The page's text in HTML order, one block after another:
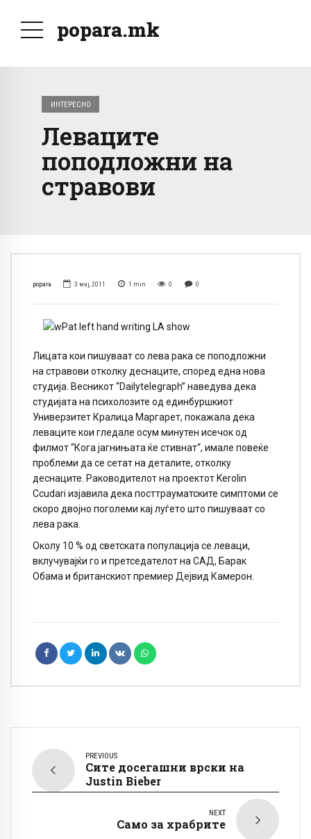
popara.mk
ИНТЕРЕСНО
Леваците
поподложни на
стравови
popara 3 мај, 2011 1 min 0 0
Лицата кои пишуваат со лева рака се поподложни
на стравови отколку деснаците, според една нова
студија. Весникот “Dailytelegraph” наведува дека
студијата на психолозите од единбуршкиот
Универзитет Кралица Маргарет, покажала дека
леваците кои гледале осум минутен исечок од
филмот “Кога јагнињата ќе стивнат“, имале повеќе
проблеми да се сетат на деталите, отколку
деснаците. Раководителот на проектот Kerolin
Ccudari изјавила дека посттрауматските симптоми се
скоро двојно поголеми кај луѓето што пишуваат со
лева рака.
Околу 10 % од светската популација се леваци,
вклучувајќи го и претседателот на САД, Барак
Обама и британскиот премиер Дејвид Камерон.
PREVIOUS
Сите досегашни врски на
Justin Bieber
NEXT
Само за храбрите